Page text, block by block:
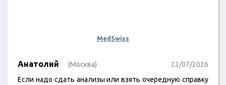
MedSwiss
Анатолий (Москва)
22/07/2026
Если надо сдать анализы или взять очередную справку